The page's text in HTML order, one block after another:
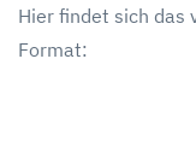
Hier findet sich das
Format: